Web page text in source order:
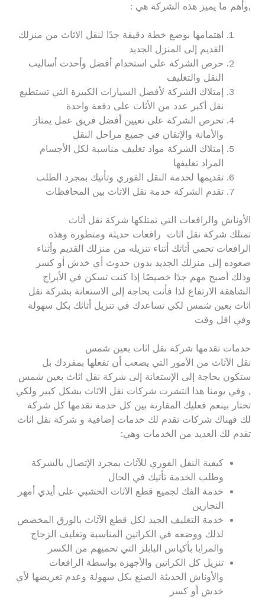
,وأهم ما يميز هذه الشركة هي :
اهتمامها بوضع خطة دقيقة جدًا لنقل الاثاث من منزلك
القديم إلى المنزل الجديد
حرص الشركة على استخدام أفضل وأحدث أساليب
النقل والتغليف
إمتلاك الشركة لأفضل السيارات الكبيرة التي تستطيع
نقل أكبر عدد من الأثاث على دفعة واحدة
تحرص الشركة على تعيين أفضل فريق عمل يمتاز
والأمانة والإتقان في جميع مراحل النقل
إمتلاك الشركة مواد تغليف مناسبة لكل الأجسام
المراد تغليفها
تقديمها لخدمة النقل الفوري وتأتيك بمجرد الطلب
تقدم الشركة خدمة نقل الاثاث بين المحافظات
الأوناش والرافعات التي تمتلكها شركة نقل أثاث
تمتلك شركة نقل اثاث رافعات حديثة ومتطورة وهذه
الرافعات تحمي أثاثك أثناء تنزيله من منزلك القديم وأثناء
صعوده إلى منزلك الجديد بدون حدوث أي خدش أو كسر
وذلك أصبح مهم جدًا خصيصًا إذا كنت تسكن في الأبراج
الشاهقة الارتفاع لذا فأنت بحاجة إلى الاستعانة بشركة نقل
اثاث بعين شمس لكي تساعدك في تنزيل أثاثك بكل سهولة
وفي اقل وقت
خدمات تقدمها شركة نقل اثاث بعين شمس
نقل الآثاث من الأمور التي يصعب أن تفعلها بمفردك بل
ستكون بحاجة إلى الإستعانة إلى شركة نقل اثاث بعين شمس
, وفي يومنا هذا انتشرت شركات نقل الاثاث بشكل كبير ولكي
تختار بينعم فعليك المقارنة بين كل خدمة تقدمها كل شركة
لك فهناك شركات تقدم لك خدمات إضافية و شركة نقل اثاث
تقدم لك العديد من الخدمات وهي:
كيفية النقل الفوري للآثاث بمجرد الإتصال بالشركة
وطلب الخدمة تأتيك في الحال
خدمة الفك لجميع قطع الآثاث الخشبي على أيدي أمهر
النجارين
خدمة التغليف الجيد لكل قطع الآثاث بالورق المخصص
لذلك ووضعه في الكراتين المناسبة وتغليف الزجاج
والمرايا بأكياس البابلز التي تحميهم من الكسر
تنزيل كل الكراتين والأجهزة بواسطة الرافعات
والأوناش الحديثة الصنع بكل سهولة وعدم تعريضها لأي
خدش أو كسر